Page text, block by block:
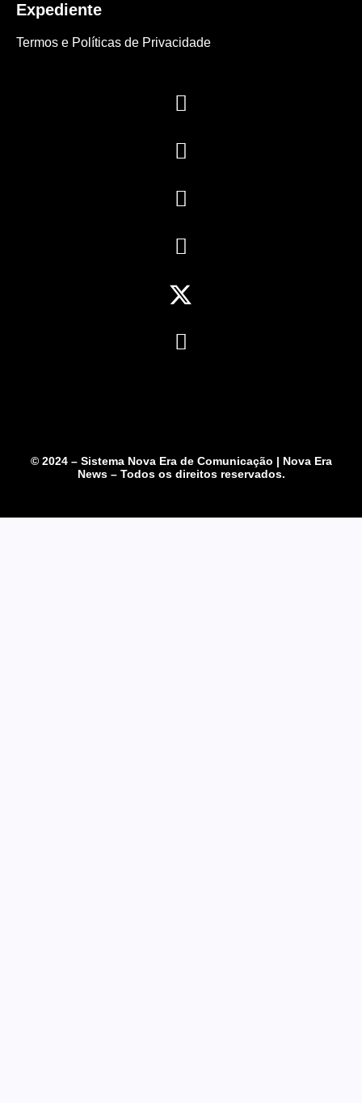
Expediente
Termos e Políticas de Privacidade
© 2024 – Sistema Nova Era de Comunicação | Nova Era
News – Todos os direitos reservados.